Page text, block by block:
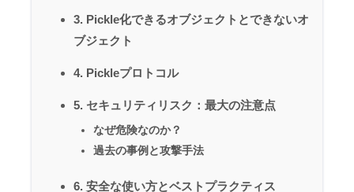
3. Pickle化できるオブジェクトとできないオ
ブジェクト
4. Pickleプロトコル
5. セキュリティリスク：最大の注意点
なぜ危険なのか？
過去の事例と攻撃手法
6. 安全な使い方とベストプラクティス